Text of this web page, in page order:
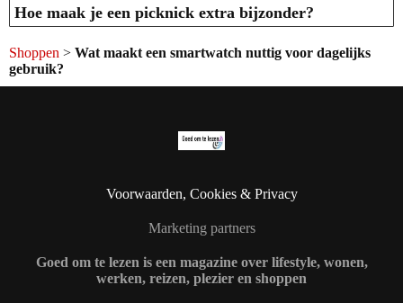
Hoe maak je een picknick extra bijzonder?
Shoppen > Wat maakt een smartwatch nuttig voor dagelijks
gebruik?
Voorwaarden, Cookies & Privacy
Marketing partners
Goed om te lezen is een magazine over lifestyle, wonen,
werken, reizen, plezier en shoppen